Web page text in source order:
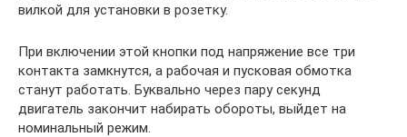
вилкой для установки в розетку.
При включении этой кнопки под напряжение все три
контакта замкнутся, а рабочая и пусковая обмотка
станут работать. Буквально через пару секунд
двигатель закончит набирать обороты, выйдет на
номинальный режим.